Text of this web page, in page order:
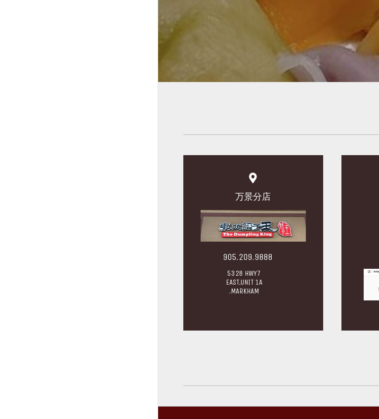
万景分店
905.209.9888
5328 HWY7
EAST,UNIT 1A
.MARKHAM